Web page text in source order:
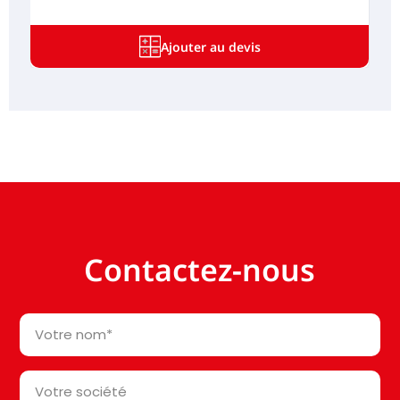
Ajouter au devis
Contactez-nous
Votre
nom
*
Votre